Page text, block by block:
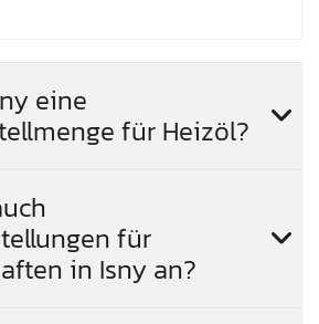
eine
für Heizöl?
für
in Isny an?